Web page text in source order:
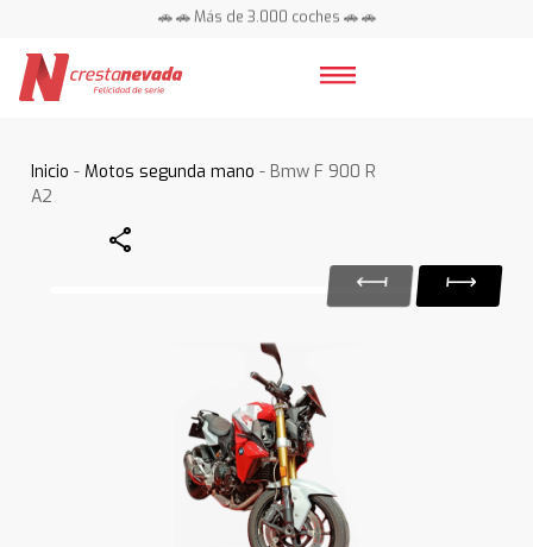
🚗 🚗 Más de 3.000 coches 🚗 🚗
Inicio -Motos segunda mano - Bmw F 900 R
A2
Share